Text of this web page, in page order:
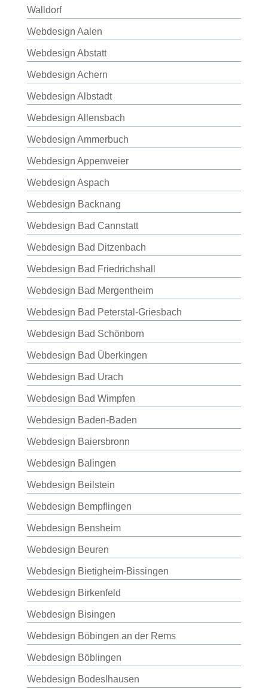
Walldorf
Webdesign Aalen
Webdesign Abstatt
Webdesign Achern
Webdesign Albstadt
Webdesign Allensbach
Webdesign Ammerbuch
Webdesign Appenweier
Webdesign Aspach
Webdesign Backnang
Webdesign Bad Cannstatt
Webdesign Bad Ditzenbach
Webdesign Bad Friedrichshall
Webdesign Bad Mergentheim
Webdesign Bad Peterstal-Griesbach
Webdesign Bad Schönborn
Webdesign Bad Überkingen
Webdesign Bad Urach
Webdesign Bad Wimpfen
Webdesign Baden-Baden
Webdesign Baiersbronn
Webdesign Balingen
Webdesign Beilstein
Webdesign Bempflingen
Webdesign Bensheim
Webdesign Beuren
Webdesign Bietigheim-Bissingen
Webdesign Birkenfeld
Webdesign Bisingen
Webdesign Böbingen an der Rems
Webdesign Böblingen
Webdesign Bodeslhausen